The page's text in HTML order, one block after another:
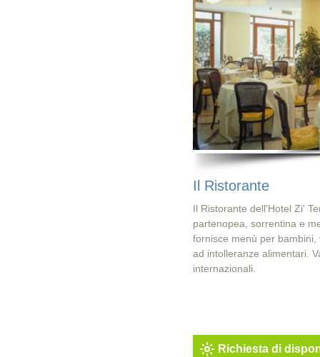
Il Ristorante
Il Ristorante dell'Hotel Zi'
partenopea, sorrentina e
fornisce menù per
ad intolleranze alimentari.
internazionali.
Richiesta di